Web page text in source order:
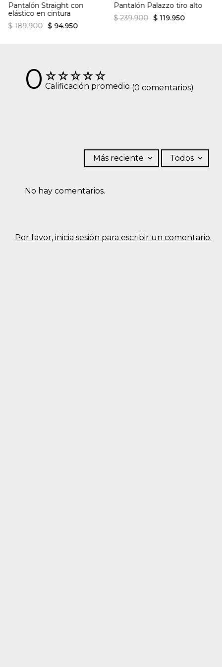
Pantalón Straight con
elástico en cintura
$ 189.900 $ 94.950
Pantalón Palazzo tiro alto
$ 239.900 $ 119.950
☆☆☆☆☆
0 Calificación promedio (0 comentarios)
Por favor, inicia sesión para escribir un comentario.
Más reciente Todos
No hay comentarios.